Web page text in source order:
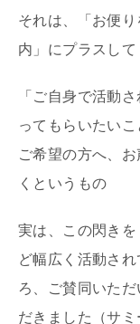
それは、「お便
内」にプラスして
「ご自身で活動
ってもらいたい
ご希望の方へ、
くというもの
実は、この閃き
ど幅広く活動さ
ろ、ご賛同いた
だきました（サミ